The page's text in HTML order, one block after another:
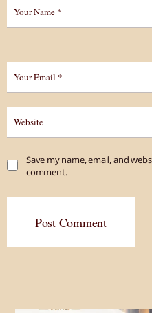
Save my name, email, and
comment.
Post Comment